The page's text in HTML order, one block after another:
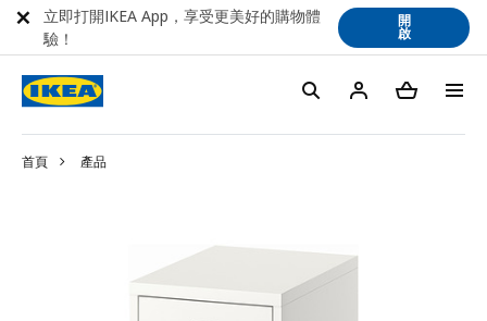
首頁 產品
立即打開IKEA App，享受更美好的購物體
驗！
開
啟